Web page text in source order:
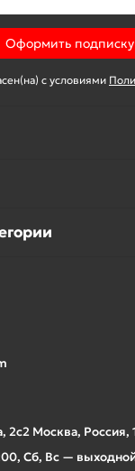
Оформить подписку
с условиями
2с2 Москва, Россия,
Сб, Вс —